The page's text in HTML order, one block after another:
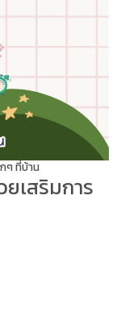
ๆ ที่บ้าน
เสริมการ